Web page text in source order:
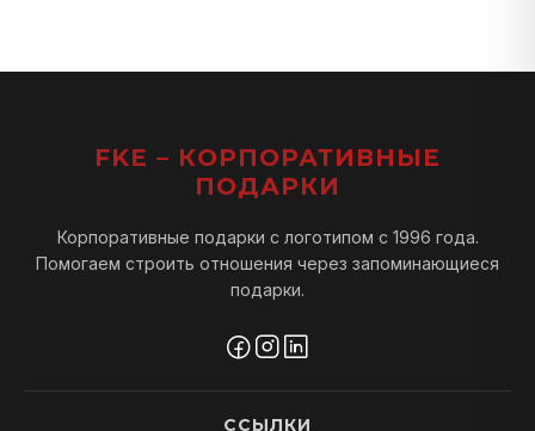
FKE – КОРПОРАТИВНЫЕ
ПОДАРКИ
Корпоративные подарки с логотипом с 1996 года.
Помогаем строить отношения через запоминающиеся
подарки.
ССЫЛКИ